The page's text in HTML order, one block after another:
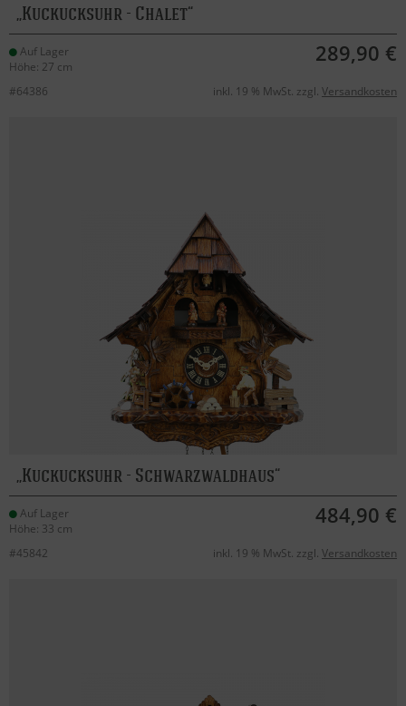
Kuckucksuhr - Chalet
Auf Lager
Höhe: 27 cm
289,90 €
#64386 inkl. 19 % MwSt. zzgl. Versandkosten
Kuckucksuhr - Schwarzwaldhaus
Auf Lager
Höhe: 33 cm
484,90 €
#45842 inkl. 19 % MwSt. zzgl. Versandkosten